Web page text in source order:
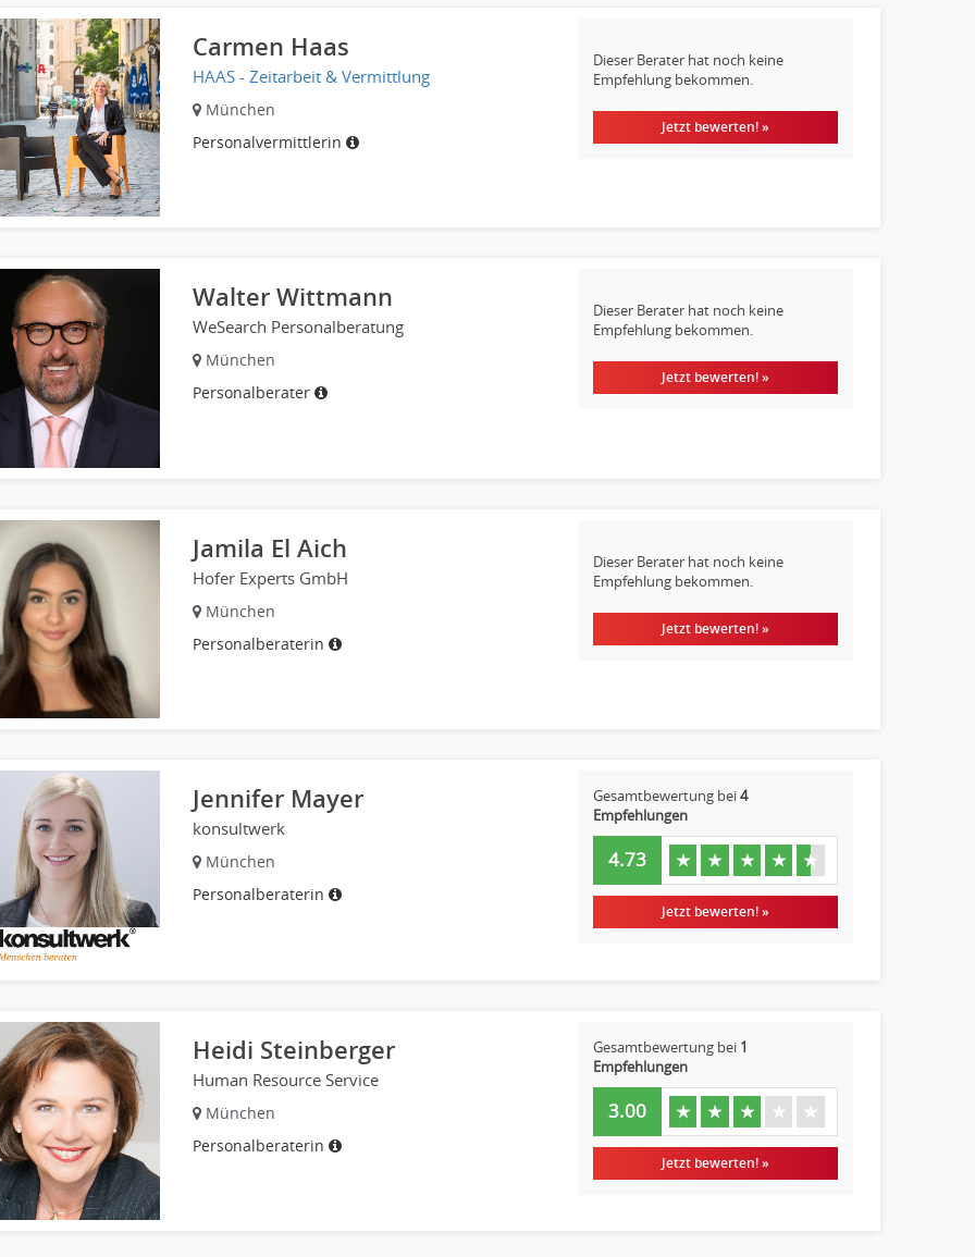
Carmen Haas
HAAS - Zeitarbeit & Vermittlung
München
Personalvermittlerin
Dieser Berater hat noch keine
Empfehlung bekommen.
Jetzt bewerten! »
Walter Wittmann
WeSearch Personalberatung
München
Personalberater
Dieser Berater hat noch keine
Empfehlung bekommen.
Jetzt bewerten! »
Jamila El Aich
Hofer Experts GmbH
München
Personalberaterin
Dieser Berater hat noch keine
Empfehlung bekommen.
Jetzt bewerten! »
Jennifer Mayer
konsultwerk
München
Personalberaterin
Gesamtbewertung bei4
Empfehlungen
4.73 ★ ★ ★ ★ ★
Jetzt bewerten! »
Heidi Steinberger
Human Resource Service
München
Personalberaterin
Gesamtbewertung bei 1
Empfehlungen
3.00 ★ ★ ★ ★ ★
Jetzt bewerten! »